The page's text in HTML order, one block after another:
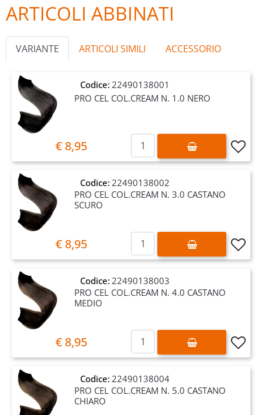
ARTICOLI ABBINATI
VARIANTE ARTICOLI SIMILI ACCESSORIO
Codice: 22490138001
PRO CEL COL.CREAM N. 1.0 NERO
€ 8,95 Quantità
Codice: 22490138002
PRO CEL COL.CREAM N. 3.0 CASTANO
SCURO
€ 8,95 Quantità
Codice: 22490138003
PRO CEL COL.CREAM N. 4.0 CASTANO
MEDIO
€ 8,95 Quantità
Codice: 22490138004
PRO CEL COL.CREAM N. 5.0 CASTANO
CHIARO